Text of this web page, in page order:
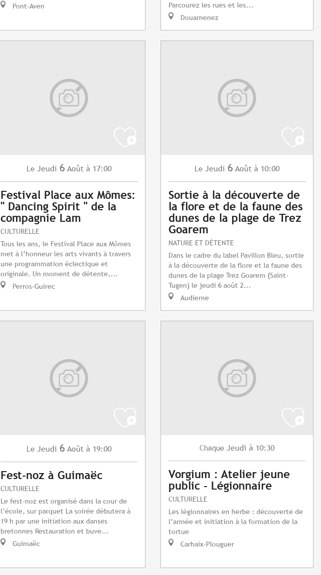
Pont-Aven
Parcourez les rues et les...
Douarnenez
Le Jeudi 6 Août à 17:00
Festival Place aux Mômes:
" Dancing Spirit " de la
compagnie Lam
CULTURELLE
Tous les ans, le Festival Place aux Mômes
met à l’honneur les arts vivants à travers
une programmation éclectique et
originale. Un moment de détente,...
Perros-Guirec
Le Jeudi 6 Août à 10:00
Sortie à la découverte de
la flore et de la faune des
dunes de la plage de Trez
Goarem
NATURE ET DÉTENTE
Dans le cadre du label Pavillon Bleu, sortie
à la découverte de la flore et la faune des
dunes de la plage Trez Goarem (Saint-
Tugen) le jeudi 6 août 2...
Audierne
Le Jeudi 6 Août à 19:00
Fest-noz à Guimaëc
CULTURELLE
Le fest-noz est organisé dans la cour de
l’école, sur parquet La soirée débutera à
19 h par une initiation aux danses
bretonnes Restauration et buve...
Guimaëc
Chaque Jeudi à 10:30
Vorgium : Atelier jeune
public - Légionnaire
CULTURELLE
Les légionnaires en herbe : découverte de
l’armée et initiation à la formation de la
tortue
Carhaix-Plouguer